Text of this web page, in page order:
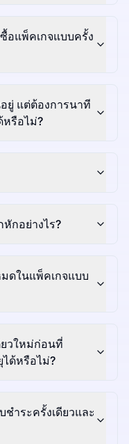
อแพ็คเกจแบบครั้ง
ยู่ แต่ต้องการนาที
หรือไม่?
กอย่างไร?
ดในแพ็คเกจแบบ
วใหม่ก่อนที่
ด้หรือไม่?
ำระครั้งเดียวและ